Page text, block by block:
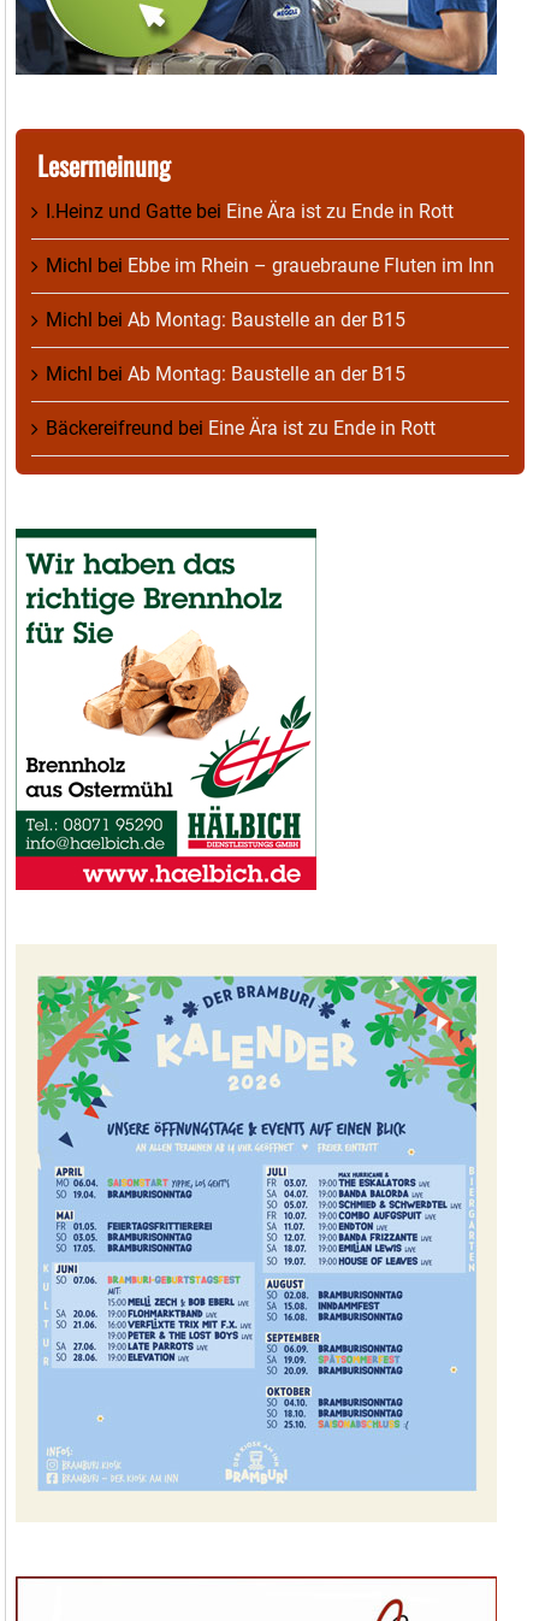
Lesermeinung
I.Heinz und Gatte bei Eine Ära ist zu Ende in Rott
Michl bei Ebbe im Rhein – grauebraune Fluten im Inn
Michl bei Ab Montag: Baustelle an der B15
Michl bei Ab Montag: Baustelle an der B15
Bäckereifreund bei Eine Ära ist zu Ende in Rott